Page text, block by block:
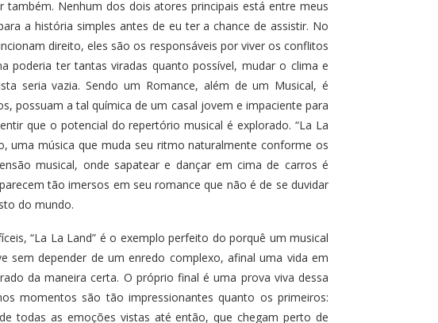
Nenhum dos dois atores principais está entre meus
a história simples antes de eu ter a chance de assistir. No
direito, eles são os responsáveis por viver os conflitos
poderia ter tantas viradas quanto possível, mudar o clima e
seria vazia. Sendo um Romance, além de um Musical, é
possuam a tal química de um casal jovem e impaciente para
que o potencial do repertório musical é explorado. “La La
uma música que muda seu ritmo naturalmente conforme os
musical, onde sapatear e dançar em cima de carros é
tão imersos em seu romance que não é de se duvidar
do mundo.
“La La Land” é o exemplo perfeito do porquê um musical
sem depender de um enredo complexo, afinal uma vida em
da maneira certa. O próprio final é uma prova viva dessa
momentos são tão impressionantes quanto os primeiros:
todas as emoções vistas até então, que chegam perto de